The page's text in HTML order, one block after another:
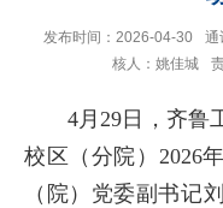
发布时间：2026-04-30 通
核人：姚佳城
4月29日，齐鲁
校区（分院）2026
（院）党委副书记